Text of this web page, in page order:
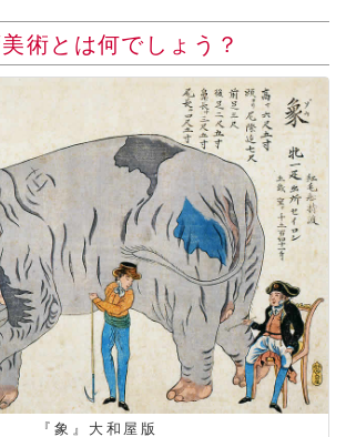
術とは何でしょう？
『象』大和屋版